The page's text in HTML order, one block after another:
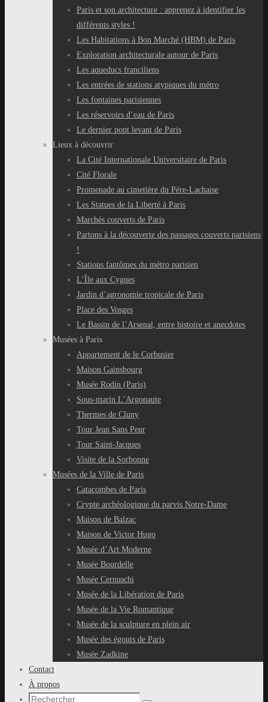
Paris et son architecture : apprenez à identifier les
différents styles !
Les Habitations à Bon Marché (HBM) de Paris
Exploration architecturale autour de Paris
Les aqueducs franciliens
Les entrées de stations atypiques du métro
Les fontaines parisiennes
Les réservoirs d’eau de Paris
Le dernier pont levant de Paris
Lieux à découvrir
La Cité Internationale Universitaire de Paris
Cité Florale
Promenade au cimetière du Père-Lachaise
Les Statues de la Liberté à Paris
Marchés couverts de Paris
Partons à la découverte des passages couverts parisiens
!
Stations fantômes du métro parisien
L’Île aux Cygnes
Jardin d’agronomie tropicale de Paris
Place des Vosges
Le Bassin de l’Arsenal, entre histoire et anecdotes
Musées à Paris
Appartement de le Corbusier
Maison Gainsbourg
Musée Rodin (Paris)
Sous-marin L’Argonaute
Thermes de Cluny
Tour Jean Sans Peur
Tour Saint-Jacques
Visite de la Sorbonne
Musées de la Ville de Paris
Catacombes de Paris
Crypte archéologique du parvis Notre-Dame
Maison de Balzac
Maison de Victor Hugo
Musée d’Art Moderne
Musée Bourdelle
Musée Cernuschi
Musée de la Libération de Paris
Musée de la Vie Romantique
Musée de la sculpture en plein air
Musée des égouts de Paris
Musée Zadkine
Contact
À propos
Recherche